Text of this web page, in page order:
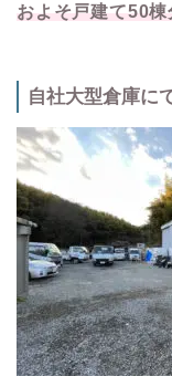
およそ戸建て50棟
自社大型倉庫に